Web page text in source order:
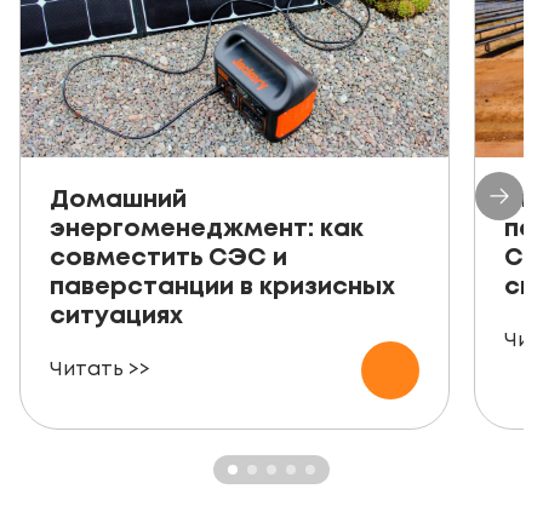
Домашний
энергоменеджмент: как
совместить СЭС и
паверстанции в кризисных
ситуациях
Читать >>